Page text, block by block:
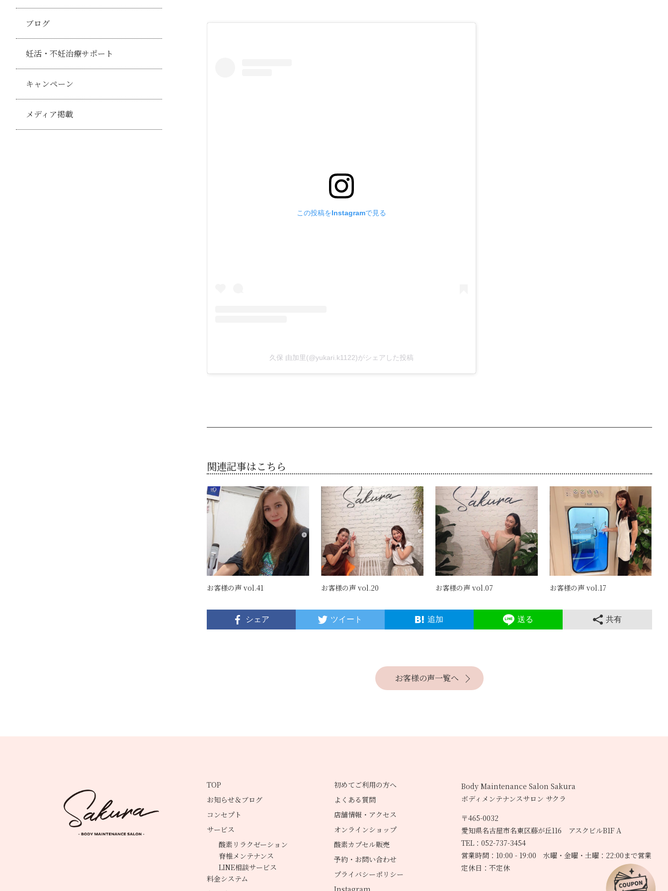
ブログ
妊活・不妊治療サポート
キャンペーン
メディア掲載
この投稿をInstagramで見る
久保 由加里(@yukari.k1122)がシェアした投稿
関連記事はこちら
お客様の声 vol.41 お客様の声 vol.20 お客様の声 vol.07 お客様の声 vol.17
シェア ツイート 追加 送る 共有
お客様の声一覧へ
TOP
お知らせ＆ブログ
コンセプト
サービス
酸素リラクゼーション
脊椎メンテナンス
LINE相談サービス
料金システム
初めてご利用の方へ
よくある質問
店舗情報・アクセス
オンラインショップ
酸素カプセル販売
予約・お問い合わせ
プライバシーポリシー
Body Maintenance Salon Sakura
ボディメンテナンスサロン サクラ
〒465-0032
愛知県名古屋市名東区藤が丘116 アスクビルB1F A
TEL：052-737-3454
営業時間：10:00 - 19:00 水曜・金曜・土曜：22:00まで営業
定休日：不定休